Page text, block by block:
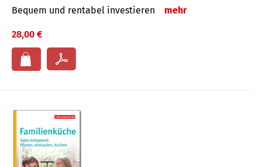
Bequem und rentabel investieren mehr
28,00 €